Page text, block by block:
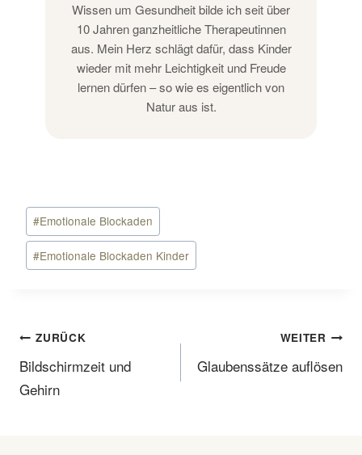
Wissen um Gesundheit bilde ich seit über
10 Jahren ganzheitliche Therapeutinnen
aus. Mein Herz schlägt dafür, dass Kinder
wieder mit mehr Leichtigkeit und Freude
lernen dürfen – so wie es eigentlich von
Natur aus ist.
Schlagworte:
#Emotionale Blockaden
#Emotionale Blockaden Kinder
Beitragsnavigation
ZURÜCK
Bildschirmzeit und
Gehirn
WEITER
Glaubenssätze auflösen